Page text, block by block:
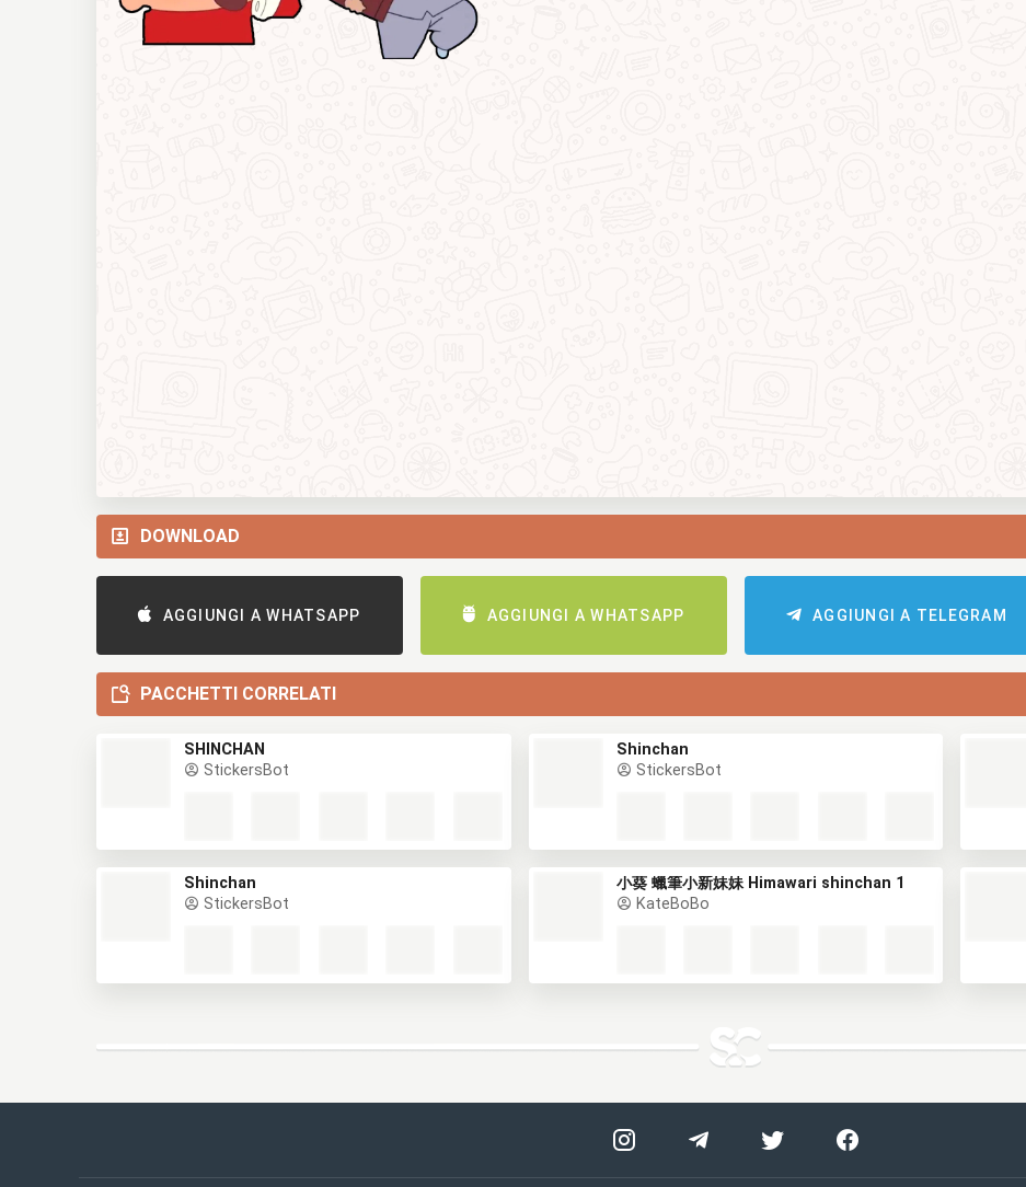
DOWNLOAD
AGGIUNGI A WHATSAPP AGGIUNGI A WHATSAPP AGGIUNGI A TELEGRAM
PACCHETTI CORRELATI
SHINCHAN
StickersBot
Shinchan
StickersBot
Shinchan
StickersBot
小葵 蠟筆小新妹妹 Himawari shinchan 1
KateBoBo